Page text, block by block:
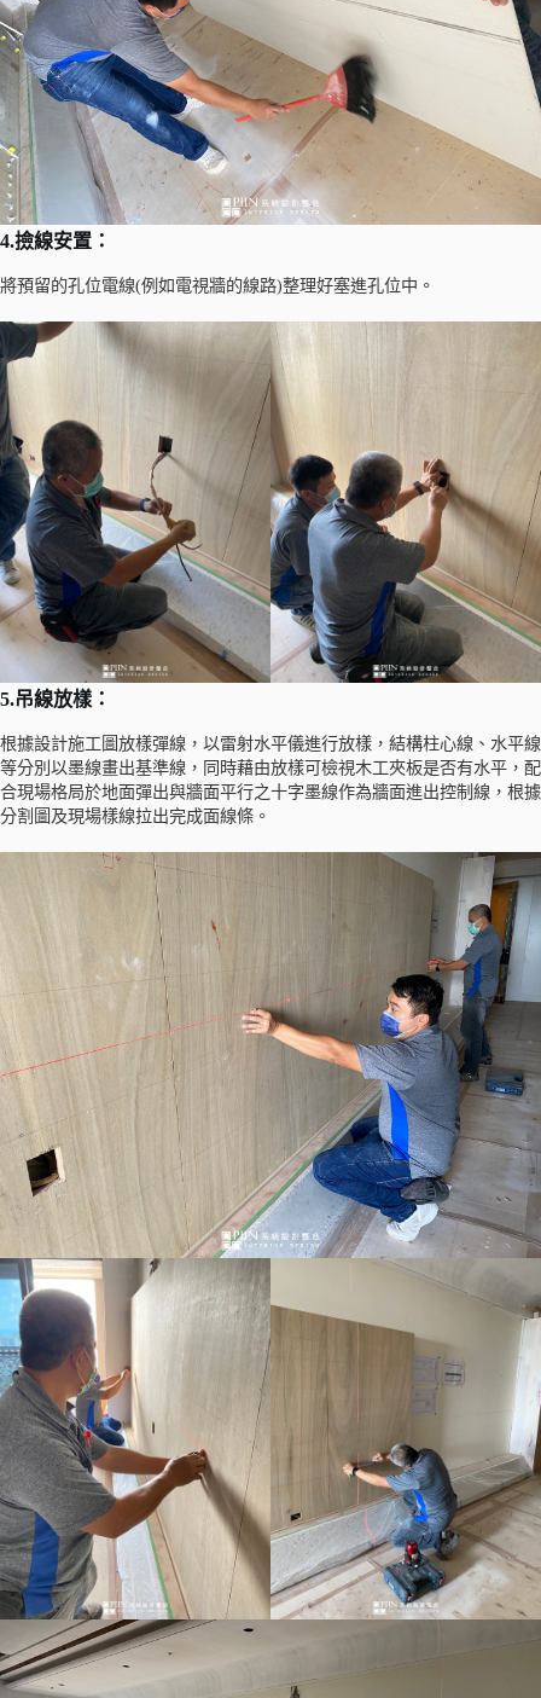
4.撿線安置：
將預留的孔位電線(例如電視牆的線路)整理好塞進孔位中。
5.吊線放樣：
根據設計施工圖放樣彈線，以雷射水平儀進行放樣，結構柱心線、水平線
等分別以墨線畫出基準線，同時藉由放樣可檢視木工夾板是否有水平，配
合現場格局於地面彈出與牆面平行之十字墨線作為牆面進出控制線，根據
分割圖及現場樣線拉出完成面線條。